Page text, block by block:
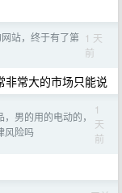
站，终于有了第 1 天
前
非常大的市场只能说
男的用的电动的，
风险吗
1
天
前